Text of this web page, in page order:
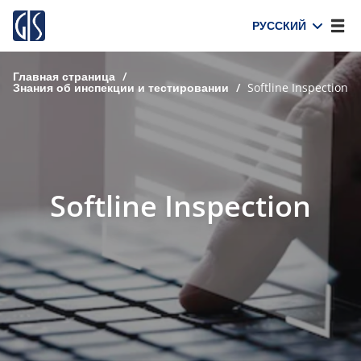
РУССКИЙ
Главная страница /
Знания об инспекции и тестировании / Softline Inspection
Softline Inspection